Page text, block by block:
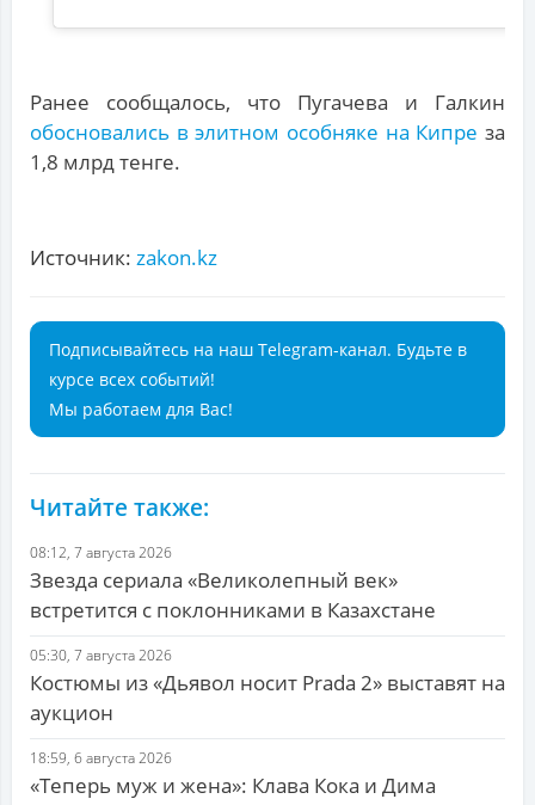
Ранее сообщалось, что Пугачева и Галкин
обосновались в элитном особняке на Кипре за
1,8 млрд тенге.
Источник: zakon.kz
Подписывайтесь на наш Telegram-канал. Будьте в
курсе всех событий!
Мы работаем для Вас!
Читайте также:
08:12, 7 августа 2026
Звезда сериала «Великолепный век»
встретится с поклонниками в Казахстане
05:30, 7 августа 2026
Костюмы из «Дьявол носит Prada 2» выставят на
аукцион
18:59, 6 августа 2026
«Теперь муж и жена»: Клава Кока и Дима